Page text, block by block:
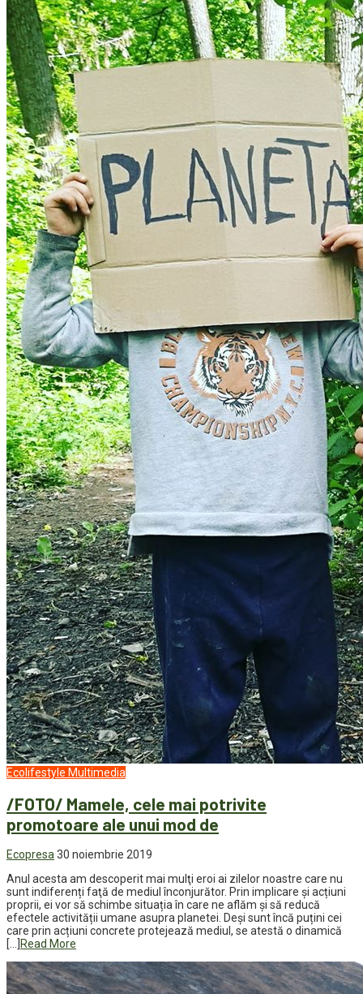
Ecolifestyle Multimedia
/FOTO/ Mamele, cele mai potrivite
promotoare ale unui mod de
Ecopresa 30 noiembrie 2019
Anul acesta am descoperit mai mulţi eroi ai zilelor noastre care nu
sunt indiferenți faţă de mediul înconjurător. Prin implicare și acțiuni
proprii, ei vor să schimbe situația în care ne aflăm și să reducă
efectele activității umane asupra planetei. Deși sunt încă puțini cei
care prin acțiuni concrete protejează mediul, se atestă o dinamică
[…]
Read More